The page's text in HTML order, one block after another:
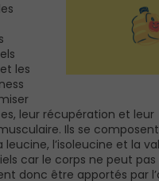
les
leur récupération et leur
Ils se
leucine, l’isoleucine et la
car le corps ne peut pas
donc être apportés par